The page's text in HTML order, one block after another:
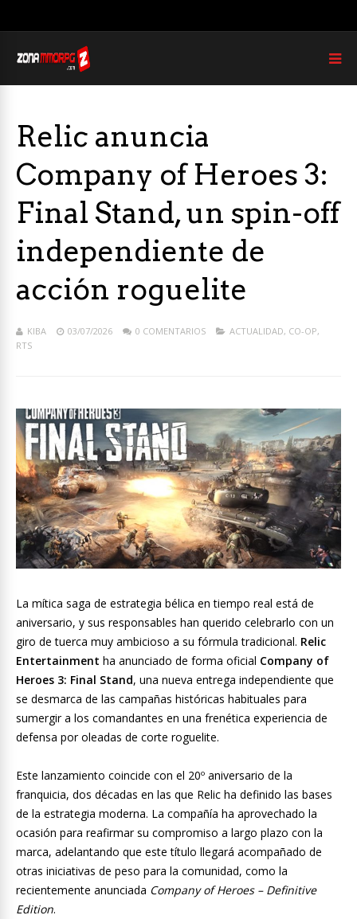
Relic anuncia
Company of Heroes 3:
Final Stand, un spin-off
independiente de
acción roguelite
KIBA 03/07/2026 0 COMENTARIOS ACTUALIDAD, CO-OP,
RTS
La mítica saga de estrategia bélica en tiempo real está de
aniversario, y sus responsables han querido celebrarlo con un
giro de tuerca muy ambicioso a su fórmula tradicional. Relic
Entertainment ha anunciado de forma oficial Company of
Heroes 3: Final Stand, una nueva entrega independiente que
se desmarca de las campañas históricas habituales para
sumergir a los comandantes en una frenética experiencia de
defensa por oleadas de corte roguelite.
Este lanzamiento coincide con el 20º aniversario de la
franquicia, dos décadas en las que Relic ha definido las bases
de la estrategia moderna. La compañía ha aprovechado la
ocasión para reafirmar su compromiso a largo plazo con la
marca, adelantando que este título llegará acompañado de
otras iniciativas de peso para la comunidad, como la
recientemente anunciada Company of Heroes – Definitive
Edition.